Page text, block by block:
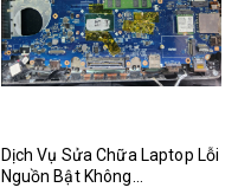
Dịch Vụ Sửa Chữa Laptop Lỗi
Nguồn Bật Không...